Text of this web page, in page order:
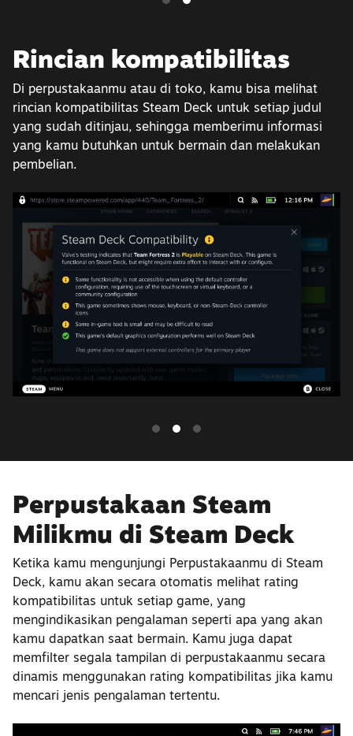
Rincian kompatibilitas
Di perpustakaanmu atau di toko, kamu bisa melihat
rincian kompatibilitas Steam Deck untuk setiap judul
yang sudah ditinjau, sehingga memberimu informasi
yang kamu butuhkan untuk bermain dan melakukan
pembelian.
Perpustakaan Steam
Milikmu di Steam Deck
Ketika kamu mengunjungi Perpustakaanmu di Steam
Deck, kamu akan secara otomatis melihat rating
kompatibilitas untuk setiap game, yang
mengindikasikan pengalaman seperti apa yang akan
kamu dapatkan saat bermain. Kamu juga dapat
memfilter segala tampilan di perpustakaanmu secara
dinamis menggunakan rating kompatibilitas jika kamu
mencari jenis pengalaman tertentu.